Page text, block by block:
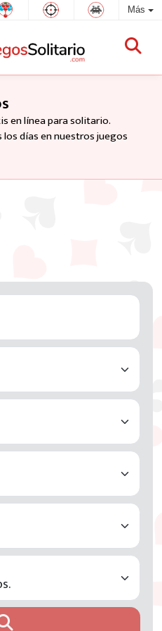
Más
en línea para solitario.
días en nuestros juegos